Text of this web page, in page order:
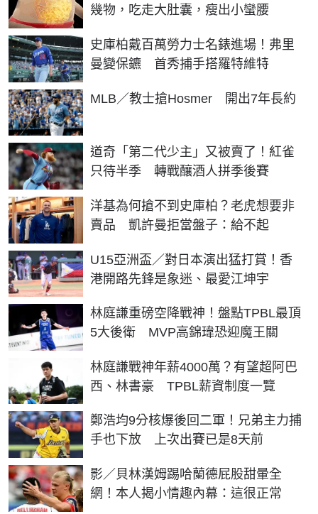
幾物，吃走大肚囊，瘦出小蠻腰
史庫柏戴百萬勞力士名錶進場！弗里
曼變保鑣 首秀捕手搭羅特維特
MLB／教士搶Hosmer 開出7年長約
道奇「第二代少主」又被賣了！紅雀
只待半季 轉戰釀酒人拼季後賽
洋基為何搶不到史庫柏？老虎想要非
賣品 凱許曼拒當盤子：給不起
U15亞洲盃／對日本演出猛打賞！香
港開路先鋒是象迷、最愛江坤宇
林庭謙重磅空降戰神！盤點TPBL最頂
5大後衛 MVP高錦瑋恐迎魔王關
林庭謙戰神年薪4000萬？有望超阿巴
西、林書豪 TPBL薪資制度一覽
鄭浩均9分核爆後回二軍！兄弟主力捕
手也下放 上次出賽已是8天前
影／貝林漢姆踢哈蘭德屁股甜暈全
網！本人揭小情趣內幕：這很正常